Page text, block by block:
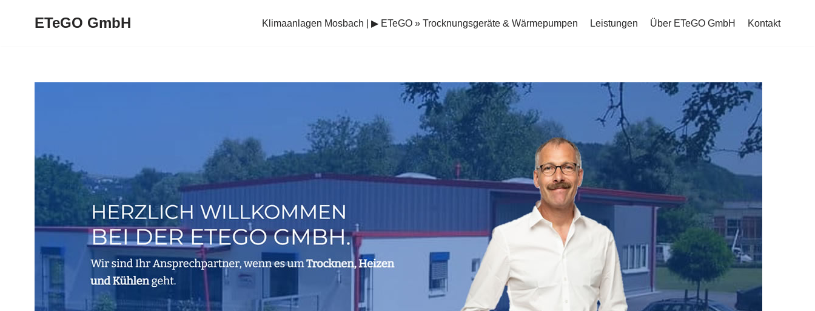
ETeGO GmbH Klimaanlagen Mosbach | ▶︎ ETeGO » Trocknungsgeräte & Wärmepumpen Leistungen Über ETeGO GmbH Kontakt